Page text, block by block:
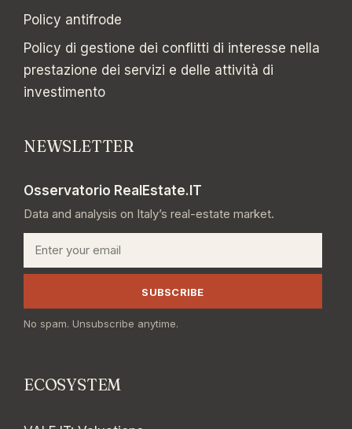
Policy antifrode
Policy di gestione dei conflitti di interesse nella
prestazione dei servizi e delle attività di
investimento
NEWSLETTER
Osservatorio RealEstate.IT
Data and analysis on Italy’s real-estate market.
Email
SUBSCRIBE
No spam. Unsubscribe anytime.
ECOSYSTEM